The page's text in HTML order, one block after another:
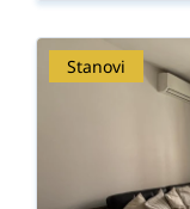
Stanovi